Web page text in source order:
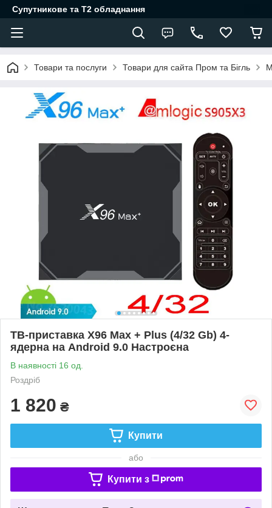
Супутникове та Т2 обладнання
Товари та послуги Товари для сайта Пром та Бігль
ТВ-приставка X96 Max + Plus (4/32 Gb) 4-
ядерна на Android 9.0 Настроєна
В наявності 16 од.
Роздріб
1 820 ₴
Купити
або
Купити з